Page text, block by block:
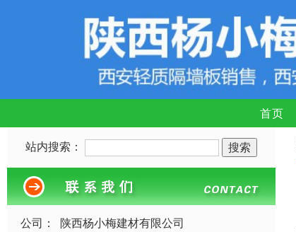
首页
站内搜索：
公司：
陕西杨小梅建材有限公司